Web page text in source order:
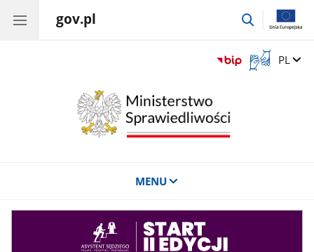
gov.pl
przejdź
Otwórz
okno
Zmień
PL
MENU